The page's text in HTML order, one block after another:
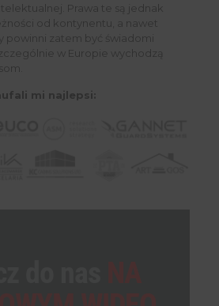
Prawa te są jednak
od kontynentu, a nawet
powinni zatem być świadomi
w Europie wychodzą
mi najlepsi: